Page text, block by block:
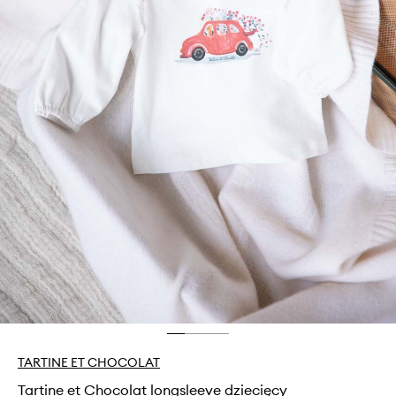
TARTINE ET CHOCOLAT
Tartine et Chocolat longsleeve dziecięcy